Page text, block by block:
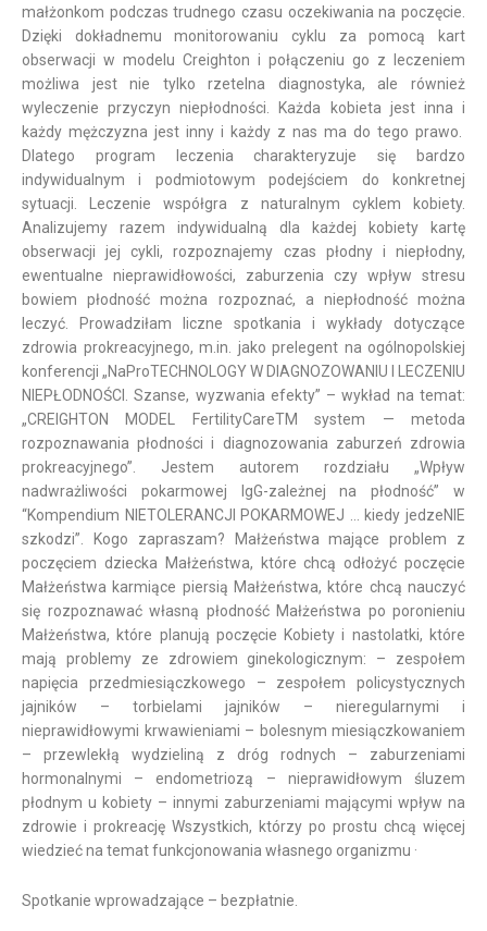
małżonkom podczas trudnego czasu oczekiwania na poczęcie.
Dzięki dokładnemu monitorowaniu cyklu za pomocą kart
obserwacji w modelu Creighton i połączeniu go z leczeniem
możliwa jest nie tylko rzetelna diagnostyka, ale również
wyleczenie przyczyn niepłodności. Każda kobieta jest inna i
każdy mężczyzna jest inny i każdy z nas ma do tego prawo.
Dlatego program leczenia charakteryzuje się bardzo
indywidualnym i podmiotowym podejściem do konkretnej
sytuacji. Leczenie współgra z naturalnym cyklem kobiety.
Analizujemy razem indywidualną dla każdej kobiety kartę
obserwacji jej cykli, rozpoznajemy czas płodny i niepłodny,
ewentualne nieprawidłowości, zaburzenia czy wpływ stresu
bowiem płodność można rozpoznać, a niepłodność można
leczyć. Prowadziłam liczne spotkania i wykłady dotyczące
zdrowia prokreacyjnego, m.in. jako prelegent na ogólnopolskiej
konferencji „NaProTECHNOLOGY W DIAGNOZOWANIU I LECZENIU
NIEPŁODNOŚCI. Szanse, wyzwania efekty” – wykład na temat:
„CREIGHTON MODEL FertilityCareTM system — metoda
rozpoznawania płodności i diagnozowania zaburzeń zdrowia
prokreacyjnego”. Jestem autorem rozdziału „Wpływ
nadwrażliwości pokarmowej IgG-zależnej na płodność” w
“Kompendium NIETOLERANCJI POKARMOWEJ … kiedy jedzeNIE
szkodzi”. Kogo zapraszam? Małżeństwa mające problem z
poczęciem dziecka Małżeństwa, które chcą odłożyć poczęcie
Małżeństwa karmiące piersią Małżeństwa, które chcą nauczyć
się rozpoznawać własną płodność Małżeństwa po poronieniu
Małżeństwa, które planują poczęcie Kobiety i nastolatki, które
mają problemy ze zdrowiem ginekologicznym: – zespołem
napięcia przedmiesiączkowego – zespołem policystycznych
jajników – torbielami jajników – nieregularnymi i
nieprawidłowymi krwawieniami – bolesnym miesiączkowaniem
– przewlekłą wydzieliną z dróg rodnych – zaburzeniami
hormonalnymi – endometriozą – nieprawidłowym śluzem
płodnym u kobiety – innymi zaburzeniami mającymi wpływ na
zdrowie i prokreację Wszystkich, którzy po prostu chcą więcej
wiedzieć na temat funkcjonowania własnego organizmu ·
Spotkanie wprowadzające – bezpłatnie.